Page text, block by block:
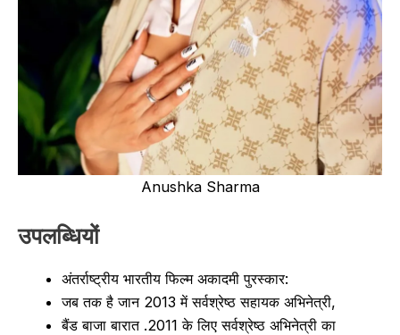
Anushka Sharma
उपलब्धियों
अंतर्राष्ट्रीय भारतीय फिल्म अकादमी पुरस्कार:
जब तक है जान 2013 में सर्वश्रेष्ठ सहायक अभिनेत्री,
बैंड बाजा बारात .2011 के लिए सर्वश्रेष्ठ अभिनेत्री का